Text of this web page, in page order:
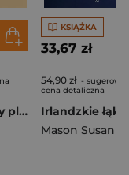
Księgarnia przy plaży. Trzy kobiety. Trzy miłości. Jedna przyjaźń
KSIĄŻKA
33,67 zł
54,90 zł -
cena detaliczna
Mason Susan